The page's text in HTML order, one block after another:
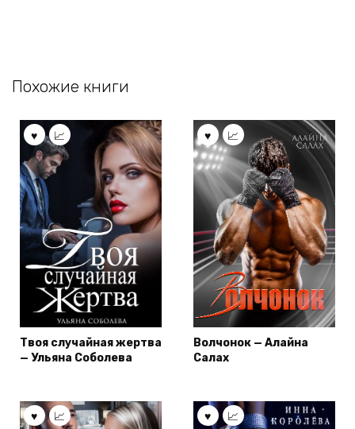
Похожие книги
Твоя случайная жертва
— Ульяна Соболева
Волчонок — Алайна
Салах